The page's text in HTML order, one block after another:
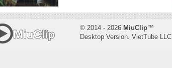
© 2014 - 2026 MiuClip™
Desktop Version. VietTube LLC